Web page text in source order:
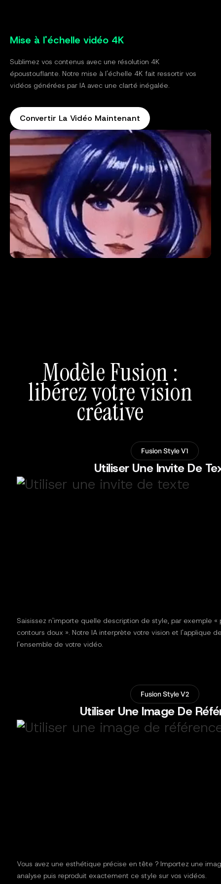
Mise à l'échelle vidéo 4K
Sublimez vos contenus avec une résolution 4K
époustouflante. Notre mise à l'échelle 4K fait ressortir vos
vidéos générées par IA avec une clarté inégalée.
Convertir La Vidéo Maintenant
Modèle Fusion :
libérez votre vision
créative
Fusion Style V1
Utiliser Une Invite De
Saisissez n'importe quelle description de style, par exemple «
contours doux ». Notre IA interprète votre vision et l'applique
l'ensemble de votre vidéo.
Fusion Style V2
Utiliser Une Image De
Vous avez une esthétique précise en tête ? Importez une
analyse puis reproduit exactement ce style sur vos vidéos.